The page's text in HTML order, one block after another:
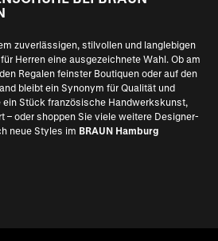
zuverlässigen, stilvollen und langlebigen
Herren eine ausgezeichnete Wahl. Ob am
Regalen feinster Boutiquen oder auf den
bleibt ein Synonym für Qualität und
ein Stück französische Handwerkskunst,
– oder shoppen Sie viele weitere Designer-
neue Styles im BRAUN Hamburg